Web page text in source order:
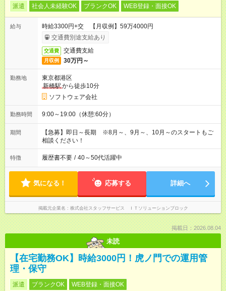
派遣 社会人未経験OK ブランクOK WEB登録・面接OK
給与
時給3300円+交 【月収例】59万4000円
交通費別途支給あり
交通費 交通費支給
月収例 30万円～
勤務地
東京都港区
新橋駅から徒歩10分
ソフトウェア会社
勤務時間 9:00～19:00（休憩:60分）
期間
【急募】即日～長期 ※8月～、9月～、10月～のスタートもご
相談ください！
特徴 履歴書不要 / 40～50代活躍中
気になる！ 応募する 詳細へ
掲載元企業名 株式会社スタッフサービス ＩＴソリューションブロック
掲載日：2026.08.04
未読
【在宅勤務OK】時給3000円！虎ノ門での運用管
理・保守
派遣 ブランクOK WEB登録・面接OK